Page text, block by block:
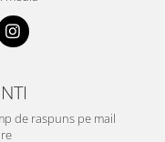
de raspuns pe mail